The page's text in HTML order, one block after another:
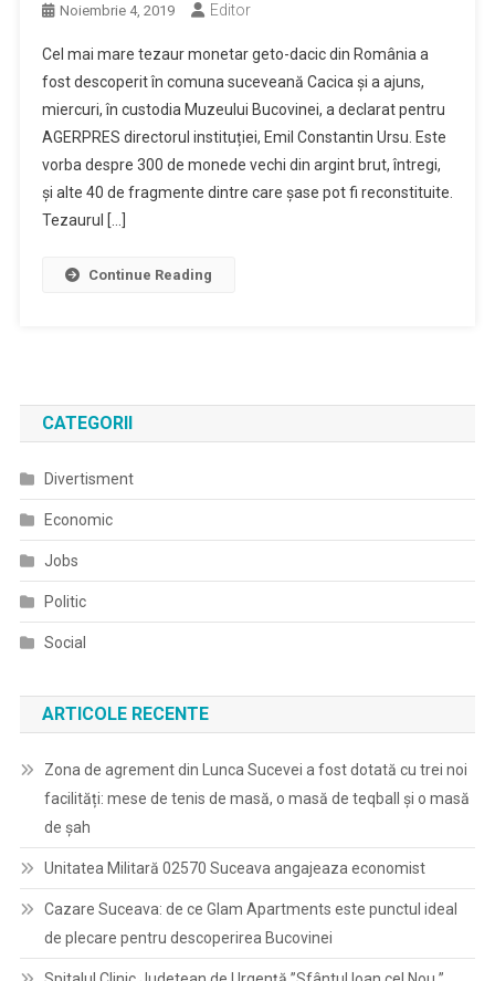
Noiembrie 4, 2019 Editor
Cel mai mare tezaur monetar geto-dacic din România a
fost descoperit în comuna suceveană Cacica și a ajuns,
miercuri, în custodia Muzeului Bucovinei, a declarat pentru
AGERPRES directorul instituției, Emil Constantin Ursu. Este
vorba despre 300 de monede vechi din argint brut, întregi,
și alte 40 de fragmente dintre care șase pot fi reconstituite.
Tezaurul […]
Continue Reading
CATEGORII
Divertisment
Economic
Jobs
Politic
Social
ARTICOLE RECENTE
Zona de agrement din Lunca Sucevei a fost dotată cu trei noi
facilități: mese de tenis de masă, o masă de teqball și o masă
de șah
Unitatea Militară 02570 Suceava angajeaza economist
Cazare Suceava: de ce Glam Apartments este punctul ideal
de plecare pentru descoperirea Bucovinei